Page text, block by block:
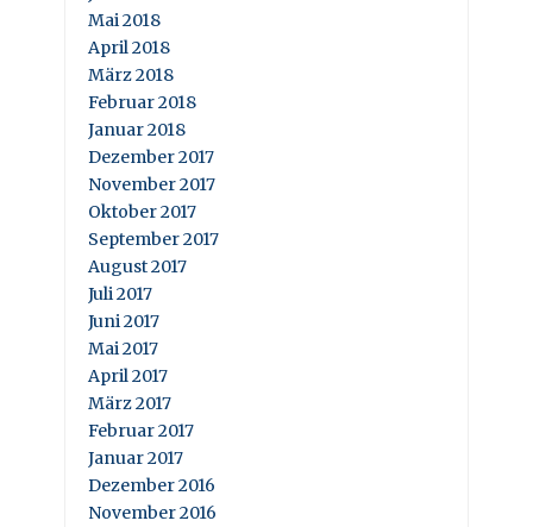
Mai 2018
April 2018
März 2018
Februar 2018
Januar 2018
Dezember 2017
November 2017
Oktober 2017
September 2017
August 2017
Juli 2017
Juni 2017
Mai 2017
April 2017
März 2017
Februar 2017
Januar 2017
Dezember 2016
November 2016